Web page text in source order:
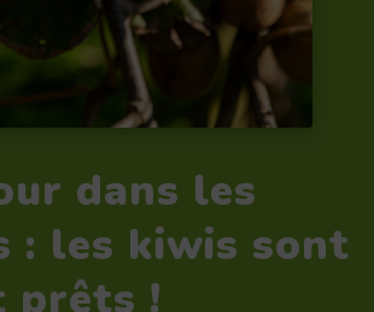
dans les
: les kiwis sont
prêts !